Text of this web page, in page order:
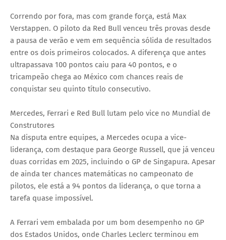
Correndo por fora, mas com grande força, está Max
Verstappen. O piloto da Red Bull venceu três provas desde
a pausa de verão e vem em sequência sólida de resultados
entre os dois primeiros colocados. A diferença que antes
ultrapassava 100 pontos caiu para 40 pontos, e o
tricampeão chega ao México com chances reais de
conquistar seu quinto título consecutivo.
Mercedes, Ferrari e Red Bull lutam pelo vice no Mundial de
Construtores
Na disputa entre equipes, a Mercedes ocupa a vice-
liderança, com destaque para George Russell, que já venceu
duas corridas em 2025, incluindo o GP de Singapura. Apesar
de ainda ter chances matemáticas no campeonato de
pilotos, ele está a 94 pontos da liderança, o que torna a
tarefa quase impossível.
A Ferrari vem embalada por um bom desempenho no GP
dos Estados Unidos, onde Charles Leclerc terminou em